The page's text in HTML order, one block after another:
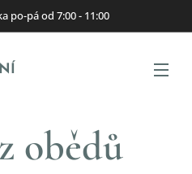
po-pá od 7:00 - 11:00
obědů